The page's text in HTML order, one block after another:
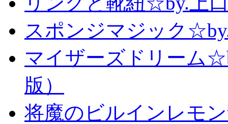
スポンジマジック
マイザーズドリーム
版）
将魔のビルインレモ